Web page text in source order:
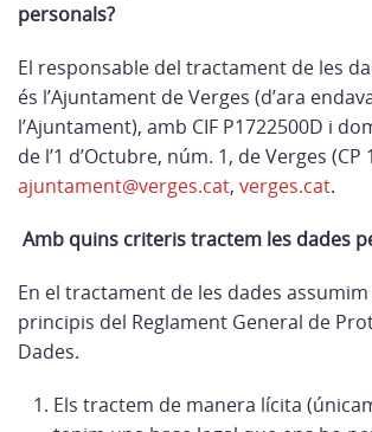
personals?
El responsable del tractament de les
és l’Ajuntament de Verges (d’ara
l’Ajuntament), amb CIF P1722500D i
de l’1 d’Octubre, núm. 1, de Verges (CP
ajuntament@verges.cat, verges.cat.
Amb quins criteris tractem les dades
En el tractament de les dades
principis del Reglament General de
Dades.
Els tractem de manera lícita